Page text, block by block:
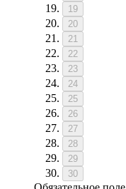
19
20
21
22
23
24
25
26
27
28
29
30